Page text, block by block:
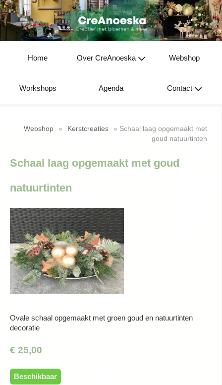
Home Over CreAnoeska Webshop
Workshops Agenda Contact
Webshop » Kerstcreaties
» Schaal laag opgemaakt met
goud natuurtinten
Schaal laag opgemaakt met goud
natuurtinten
Ovale schaal opgemaakt met groen goud en natuurtinten
decoratie
€ 25,00
Beschikbaar